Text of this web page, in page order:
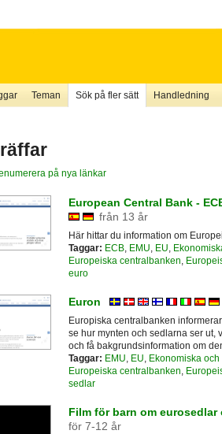
Teman Sök på fler sätt Handledning
på nya länkar
European Central Bank -
från 13 år
Här hittar du information om
Taggar: ECB, EMU EU
Europeiska centralbanken
euro
Euron
Europiska centralbanken
se hur mynten och sedlarna ser ut,
och få bakgrundsinformation om
Taggar: EMU, EU, Ekonomiska
Europeiska centralbanken,
sedlar
Film för barn om eurosedlar
för 7-12 år